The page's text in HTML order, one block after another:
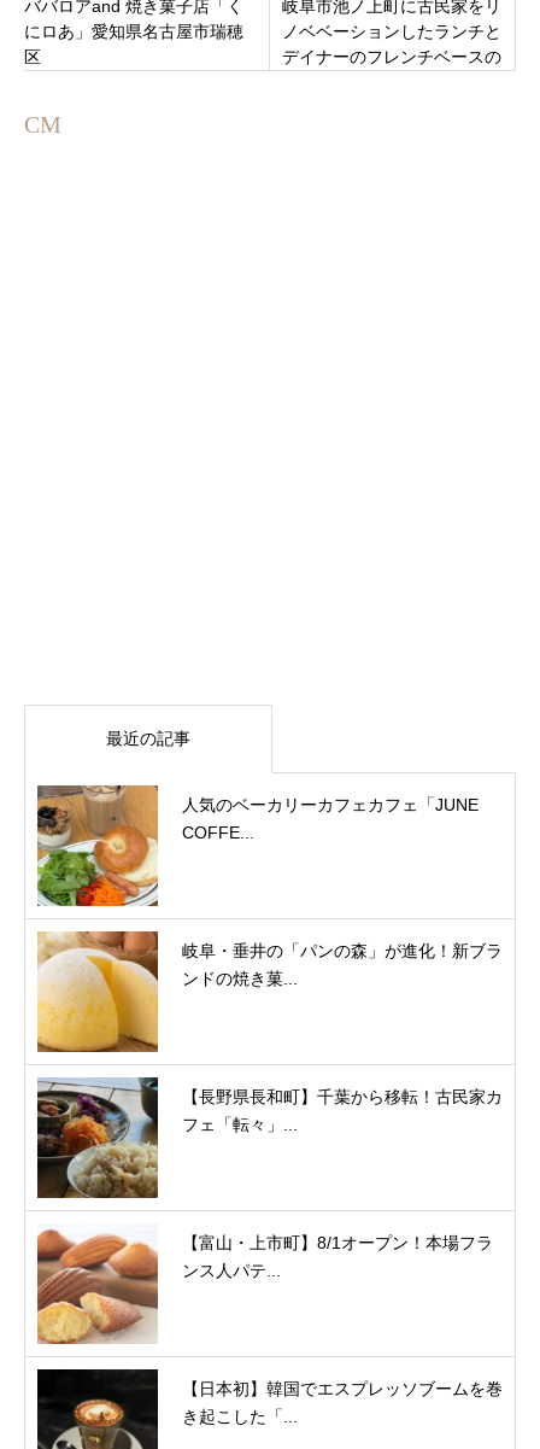
ババロアand 焼き菓子店「く
にロあ」愛知県名古屋市瑞穂
区
岐阜市池ノ上町に古民家をリ
ノベベーションしたランチと
デイナーのフレンチベースの⁡⁡
CM
最近の記事
人気のベーカリーカフェカフェ「JUNE
COFFE...
岐阜・垂井の「パンの森」が進化！新ブラ
ンドの焼き菓...
【長野県長和町】千葉から移転！古民家カ
フェ「転々」...
【富山・上市町】8/1オープン！本場フラ
ンス人パテ...
【日本初】韓国でエスプレッソブームを巻
き起こした「...